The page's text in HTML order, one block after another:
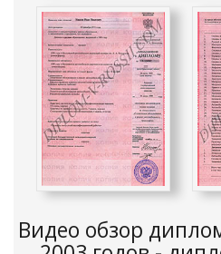
Видео обзор